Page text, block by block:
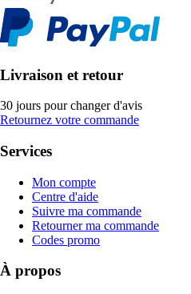
Livraison et retour
30 jours pour changer d'avis
Retournez votre commande
Services
Mon compte
Centre d'aide
Suivre ma commande
Retourner ma commande
Codes promo
À propos